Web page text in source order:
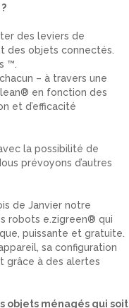
des leviers de
des objets connectés.
™.
– à travers une
en fonction des
et d’efficacité
la possibilité de
prévoyons d’autres
de Janvier notre
robots e.zigreen® qui
puissante et gratuite.
sa configuration
grâce à des alertes
objets ménagés qui soit